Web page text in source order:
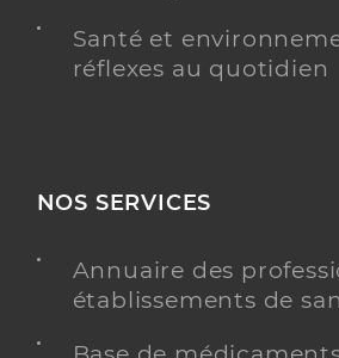
Santé et
réflexes au quotidien
NOS SERVICES
Annuaire des
établissements de